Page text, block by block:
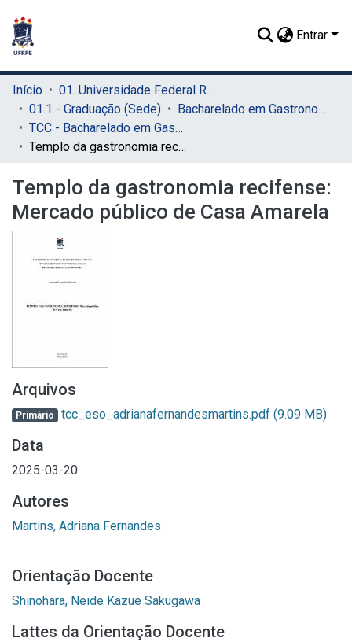
Entrar
Início
01. Universidade Federal Rural de Pernambuco - UFRPE (Sede)
01.1 - Graduação (Sede)
Bacharelado em Gastronomia (Sede)
TCC - Bacharelado em Gastronomia (Sede)
Templo da gastronomia recifense: Mercado público de Casa Amarela
Templo da gastronomia recifense:
Mercado público de Casa Amarela
Arquivos
Primário tcc_eso_adrianafernandesmartins.pdf (9.09 MB)
Data
2025-03-20
Autores
Martins, Adriana Fernandes
Orientação Docente
Shinohara, Neide Kazue Sakugawa
Lattes da Orientação Docente